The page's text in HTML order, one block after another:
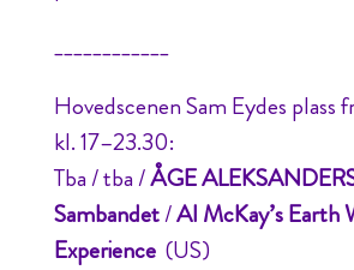
____________
Hovedscenen Sam Eydes plass
kl. 17–23.30:
Tba / tba /ÅGE
Sambandet/Al McKay’s Earth
Experience (US)